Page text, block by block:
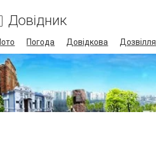
Довідник
Погода Довідкова Дозвілля